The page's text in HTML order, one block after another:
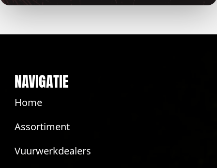
NAVIGATIE
Home
Assortiment
Vuurwerkdealers